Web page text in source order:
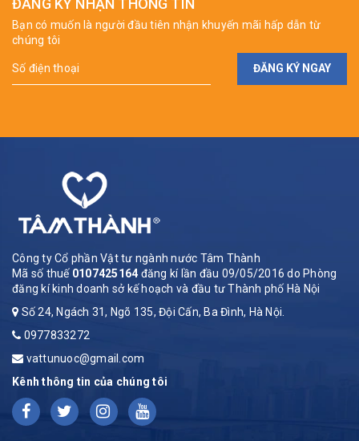
ĐĂNG KÝ NHẬN THÔNG TIN
Bạn có muốn là người đầu tiên nhận khuyến mãi hấp dẫn từ
chúng tôi
ĐĂNG KÝ NGAY
Công ty Cổ phần Vật tư ngành nước Tâm Thành
Mã số thuế 0107425164 đăng kí lần đầu 09/05/2016 do Phòng
đăng kí kinh doanh sở kế hoạch và đầu tư Thành phố Hà Nội
Số 24, Ngách 31, Ngõ 135, Đội Cấn, Ba Đình, Hà Nội.
0977833272
vattunuoc@gmail.com
Kênh thông tin của chúng tôi